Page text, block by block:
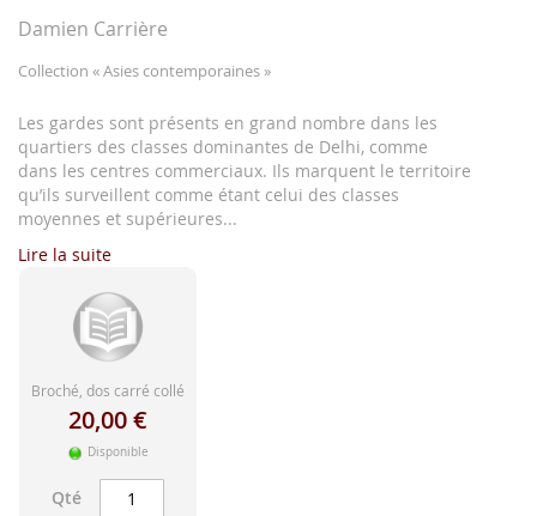
la
d'image
Damien Carrière
Collection « Asies contemporaines »
Les gardes sont présents en grand nombre dans les
quartiers des classes dominantes de Delhi, comme
dans les centres commerciaux. Ils marquent le territoire
qu’ils surveillent comme étant celui des classes
moyennes et supérieures...
Lire la suite
Broché, dos carré collé
20,00 €
Disponible
Qté